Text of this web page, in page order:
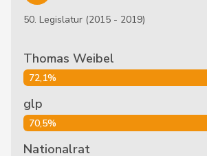
50. Legislatur (2015 - 2019)
Thomas Weibel
72,1%
glp
70,5%
Nationalrat